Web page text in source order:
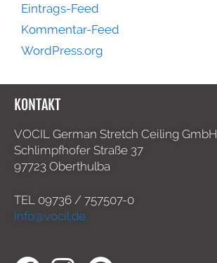
Eintrags-Feed
Kommentar-Feed
WordPress.org
KONTAKT
VOCIL German Stretch Ceiling GmbH
Schlimpfhofer Straße 37
97723 Oberthulba
TEL 09736 / 757507-0
info@vocil.de